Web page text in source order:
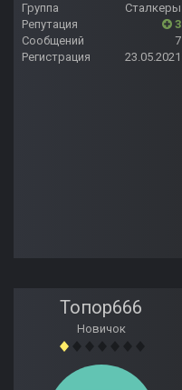
Группа
Сталкеры
Репутация
3
Сообщений
7
Регистрация
23.05.2021
Топор666
Новичок